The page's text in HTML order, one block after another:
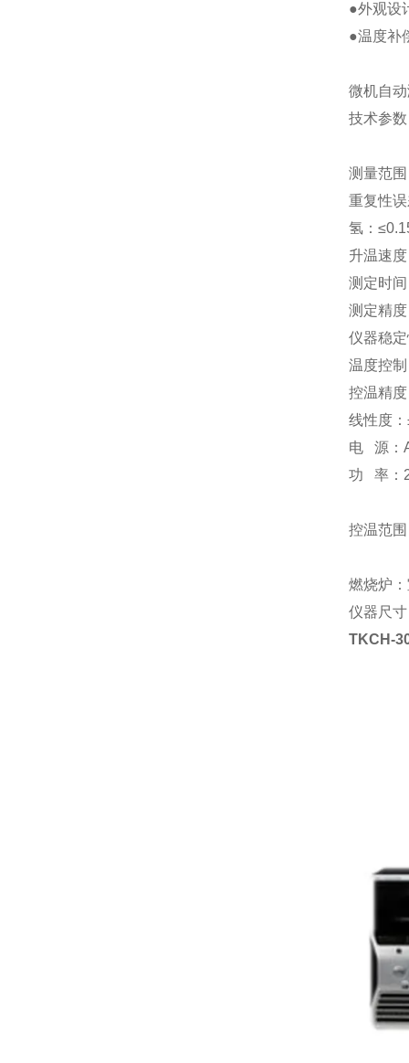
●外观设
●温度补
微机自
技术参数
测量范
重复性
氢：
升温
测
测定精
仪器稳
温度控
控温精
线性度
电 源：
功 率：
控温范围
燃烧炉
仪器尺
TKCH-